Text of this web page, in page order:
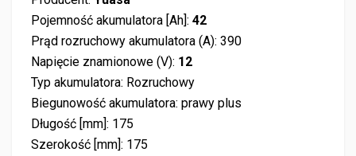
Pojemność akumulatora [Ah]: 42
Prąd rozruchowy akumulatora (A): 390
Napięcie znamionowe (V): 12
Typ akumulatora: Rozruchowy
Biegunowość akumulatora: prawy plus
Długość [mm]: 175
Szerokość [mm]: 175